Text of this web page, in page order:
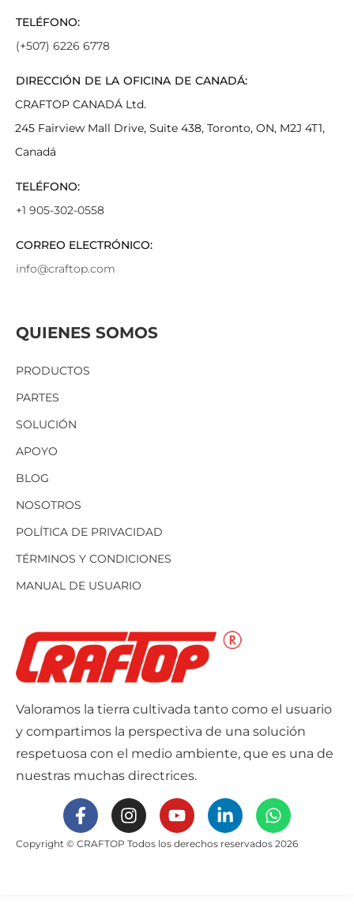
Valoramos la tierra cultivada tanto como el usuario
y compartimos la perspectiva de una solución
respetuosa con el medio ambiente, que es una de
nuestras muchas directrices.
Copyright © CRAFTOP Todos los derechos reservados 2026
QUIENES SOMOS
PRODUCTOS
PARTES
SOLUCIÓN
APOYO
BLOG
NOSOTROS
POLÍTICA DE PRIVACIDAD
TÉRMINOS Y CONDICIONES
MANUAL DE USUARIO
TELÉFONO:
(+507) 6226 6778
DIRECCIÓN DE LA OFICINA DE CANADÁ:
CRAFTOP CANADÁ Ltd.
245 Fairview Mall Drive, Suite 438, Toronto, ON, M2J 4T1,
Canadá
TELÉFONO:
+1 905-302-0558
CORREO ELECTRÓNICO:
info@craftop.com